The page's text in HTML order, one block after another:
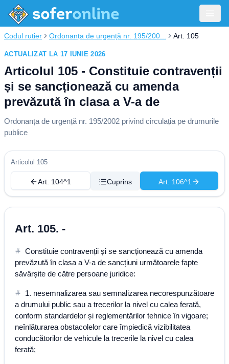
Codul rutier Ordonanța de urgență nr. 195/200... Art. 105
ACTUALIZAT LA 17 IUNIE 2026
Articolul 105 - Constituie contravenții
și se sancționează cu amenda
prevăzută în clasa a V-a de
Ordonanța de urgență nr. 195/2002 privind circulația pe drumurile
publice
Articolul 105
Art. 104^1 Cuprins Art. 106^1
Art. 105. -
Constituie contravenții și se sancționează cu amenda
prevăzută în clasa a V-a de sancțiuni următoarele fapte
săvârșite de către persoane juridice:
1. nesemnalizarea sau semnalizarea necorespunzătoare
a drumului public sau a trecerilor la nivel cu calea ferată,
conform standardelor și reglementărilor tehnice în vigoare;
neînlăturarea obstacolelor care împiedică vizibilitatea
conducătorilor de vehicule la trecerile la nivel cu calea
ferată;